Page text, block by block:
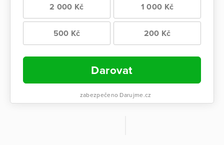
2 000 Kč 1 000 Kč
500 Kč 200 Kč
Darovat
zabezpečeno Darujme.cz